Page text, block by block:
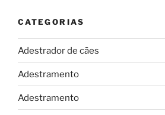
CATEGORIAS
Adestrador de cães
Adestramento
Adestramento